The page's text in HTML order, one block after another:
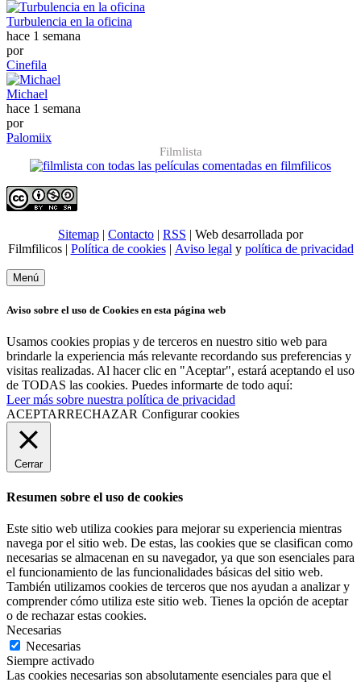
Turbulencia en la oficina
hace 1 semana
por
Cinefila
Michael
hace 1 semana
por
Palomiix
Filmlista
Sitemap | Contacto | RSS | Web desarrollada por
Filmfilicos | Política de cookies| Aviso legal y política de privacidad
Menú
Aviso sobre el uso de Cookies en esta página web
Usamos cookies propias y de terceros en nuestro sitio web para
brindarle la experiencia más relevante recordando sus preferencias y
visitas realizadas. Al hacer clic en "Aceptar", estará aceptando el uso
de TODAS las cookies. Puedes informarte de todo aquí:
Leer más sobre nuestra política de privacidad
ACEPTARRECHAZAR Configurar cookies
Cerrar
Resumen sobre el uso de cookies
Este sitio web utiliza cookies para mejorar su experiencia mientras
navega por el sitio web. De estas, las cookies que se clasifican como
necesarias se almacenan en su navegador, ya que son esenciales para
el funcionamiento de las funcionalidades básicas del sitio web.
También utilizamos cookies de terceros que nos ayudan a analizar y
comprender cómo utiliza este sitio web. Tienes la opción de aceptar
o de rechazar estas cookies.
Necesarias
Necesarias
Siempre activado
Las cookies necesarias son absolutamente esenciales para que el